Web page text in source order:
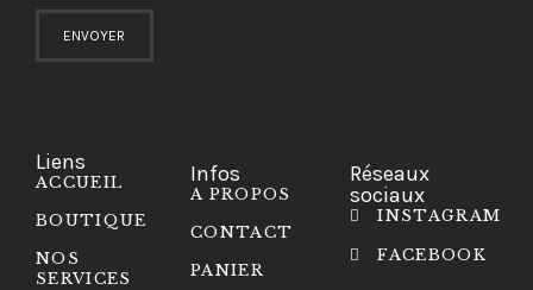
Liens
ACCUEIL
BOUTIQUE
NOS
SERVICES
Infos
A PROPOS
CONTACT
PANIER
Réseaux
sociaux
INSTAGRAM
FACEBOOK